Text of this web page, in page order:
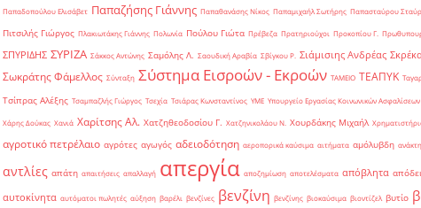
Παπαδοπούλου Ελισάβετ Παπαζήσης Γιάννης Παπαθανάσης Νίκος Παπαμιχαήλ Σωτήρης Παπασταύρου
Πιτσιλής Γιώργος Πλακιωτάκης Γιάννης Πολωνία Πούλου Γιώτα Πρέβεζα Πρατηριούχοι Προκοπίου Γ.
ΣΠΥΡΙΔΗΣ ΣΥΡΙΖΑ Σάκκος Αντώνης Σαμόλης Λ. Σαουδική Αραβία Σβίγκου Ρ. Σιάμισιης Ανδρέας
Σωκράτης Φάμελλος Σύνταξη Σύστημα Εισροών - Εκροών ΤΑΜΕΙΟ ΤΕΑΠΥΚ
Τσίπρας Αλέξης Τσαμπαζλής Γιώργος Τσεχία Τσιάρας Κωνσταντίνος ΥΜΕ Υπουργείο Εργασίας Κοινωνικών Ασφαλίσεων
Χάρης Δούκας Χανιά Χαρίτσης Αλ. Χατζηθεοδοσίου Γ. Χατζηνικολάου Ν. Χουρδάκης Μιχαήλ
αγροτικό πετρέλαιο αγρότες αγωγός αδειοδότηση αεροπορικά καύσιμα αιτήματα αμόλυβδη
αντλίες απάτη απαιτήσεις απαλλαγή απεργία αποζημίωση αποτελέσματα απόβλητα
αυτοκίνητα αυτόματοι πωλητές αύξηση βαρέλι βενζίνες βενζίνη βενζίνης βιοκαύσιμα βιοντίζελ βυτίο